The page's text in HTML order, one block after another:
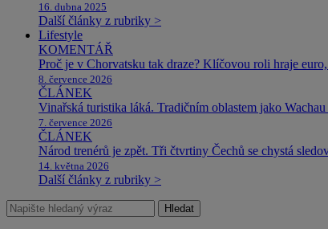
16. dubna 2025
Další články z rubriky >
Lifestyle
KOMENTÁŘ
Proč je v Chorvatsku tak draze? Klíčovou roli hraje
8. července 2026
ČLÁNEK
Vinařská turistika láká. Tradičním oblastem jako
7. července 2026
ČLÁNEK
Národ trenérů je zpět. Tři čtvrtiny Čechů se chystá
14. května 2026
Další články z rubriky >
Hledat